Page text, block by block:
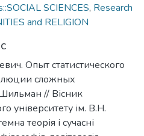
SCIENCES, Research
and RELIGION
Опыт статистического
сложных
// Вісник
університету ім. В.Н.
теорія і сучасні